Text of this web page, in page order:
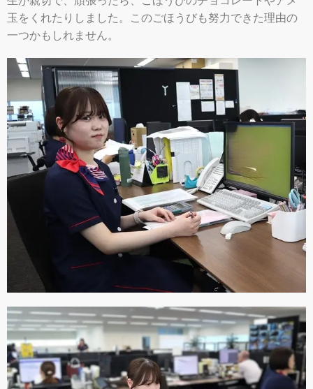
玉をくれたりしました。このごほうびも努力できた理由の
一つかもしれません。